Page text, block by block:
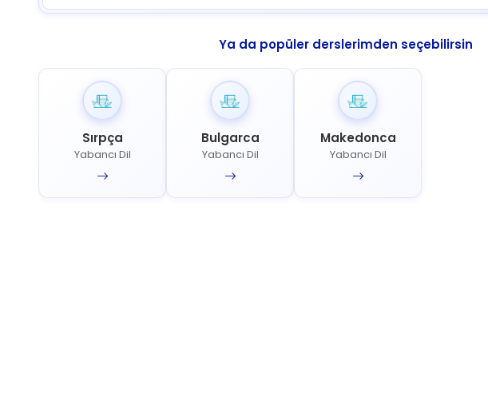
Ya da popüler derslerimden seçebilirsin
Sırpça
Yabancı Dil
Bulgarca
Yabancı Dil
Makedonca
Yabancı Dil